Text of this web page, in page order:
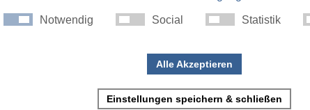
nur nach Corona:
Inforadio)